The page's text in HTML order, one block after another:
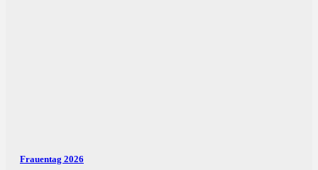
Frauentag 2026